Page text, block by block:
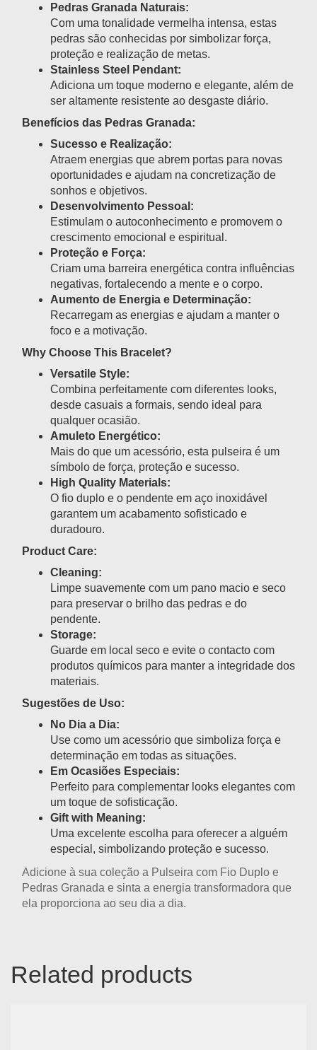
Pedras Granada Naturais:
Com uma tonalidade vermelha intensa, estas
pedras são conhecidas por simbolizar força,
proteção e realização de metas.
Stainless Steel Pendant:
Adiciona um toque moderno e elegante, além de
ser altamente resistente ao desgaste diário.
Benefícios das Pedras Granada:
Sucesso e Realização:
Atraem energias que abrem portas para novas
oportunidades e ajudam na concretização de
sonhos e objetivos.
Desenvolvimento Pessoal:
Estimulam o autoconhecimento e promovem o
crescimento emocional e espiritual.
Proteção e Força:
Criam uma barreira energética contra influências
negativas, fortalecendo a mente e o corpo.
Aumento de Energia e Determinação:
Recarregam as energias e ajudam a manter o
foco e a motivação.
Why Choose This Bracelet?
Versatile Style:
Combina perfeitamente com diferentes looks,
desde casuais a formais, sendo ideal para
qualquer ocasião.
Amuleto Energético:
Mais do que um acessório, esta pulseira é um
símbolo de força, proteção e sucesso.
High Quality Materials:
O fio duplo e o pendente em aço inoxidável
garantem um acabamento sofisticado e
duradouro.
Product Care:
Cleaning:
Limpe suavemente com um pano macio e seco
para preservar o brilho das pedras e do
pendente.
Storage:
Guarde em local seco e evite o contacto com
produtos químicos para manter a integridade dos
materiais.
Sugestões de Uso:
No Dia a Dia:
Use como um acessório que simboliza força e
determinação em todas as situações.
Em Ocasiões Especiais:
Perfeito para complementar looks elegantes com
um toque de sofisticação.
Gift with Meaning:
Uma excelente escolha para oferecer a alguém
especial, simbolizando proteção e sucesso.
Adicione à sua coleção a Pulseira com Fio Duplo e
Pedras Granada e sinta a energia transformadora que
ela proporciona ao seu dia a dia.
Related products